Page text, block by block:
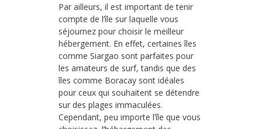
Par ailleurs, il est important de tenir
compte de l’île sur laquelle vous
séjournez pour choisir le meilleur
hébergement. En effet, certaines îles
comme Siargao sont parfaites pour
les amateurs de surf, tandis que des
îles comme Boracay sont idéales
pour ceux qui souhaitent se détendre
sur des plages immaculées.
Cependant, peu importe l’île que vous